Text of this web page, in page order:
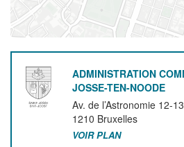
ADMINISTRATION
JOSSE-TEN-NOODE
Av. de l’Astronomie 12-13
1210 Bruxelles
VOIR PLAN